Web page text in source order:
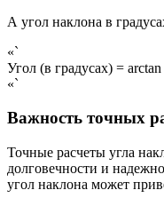
А угол наклона в
«`
Угол (в градусах) =
«`
Важность точных
Точные расчеты угла
долговечности и
угол наклона может